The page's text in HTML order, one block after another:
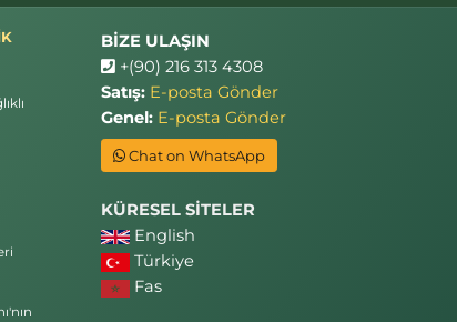
BİZE ULAŞIN
+(90) 216 313 4308
Satış: E-posta Gönder
Genel: E-posta Gönder
Chat on WhatsApp
KÜRESEL SİTELER
English
Türkiye
Fas